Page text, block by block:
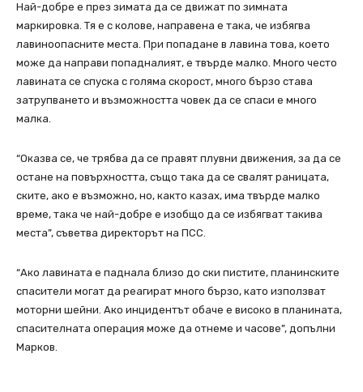
Най-добре е през зимата да се движат по зимната
маркировка. Тя е с колове, направена е така, че избягва
лавиноопасните места. При попадане в лавина това, което
може да направи попадналият, е твърде малко. Много често
лавината се спуска с голяма скорост, много бързо става
затрупването и възможността човек да се спаси е много
малка.
“Оказва се, че трябва да се правят плувни движения, за да се
остане на повърхността, също така да се свалят раницата,
ските, ако е възможно, но, както казах, има твърде малко
време, така че най-добре е изобщо да се избягват такива
места”, съветва директорът на ПСС.
“Ако лавината е паднала близо до ски пистите, планинските
спасители могат да реагират много бързо, като използват
моторни шейни. Ако инцидентът обаче е високо в планината,
спасителната операция може да отнеме и часове”, допълни
Марков.